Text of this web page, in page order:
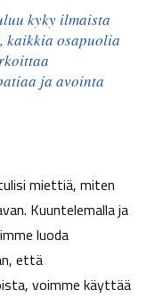
kyky ilmaista
kaikkia osapuolia
ja avointa
miettiä, miten
Kuuntelemalla ja
luoda
että
voimme käyttää